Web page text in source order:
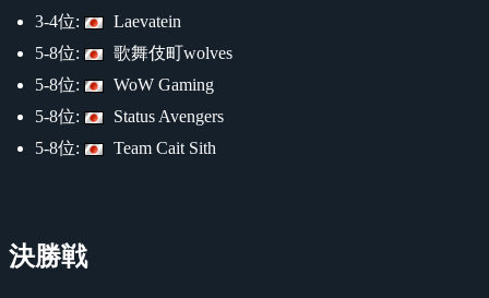
3-4位:
Laevatein
5-8位:
歌舞伎町wolves
5-8位:
WoW Gaming
5-8位:
Status Avengers
5-8位:
Team Cait Sith
決勝戦